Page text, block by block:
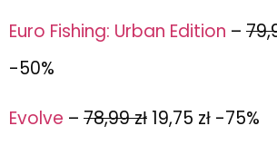
Euro Fishing: Urban Edition –
-50%
Evolve – 78,99 zł 19,75 zł -75%